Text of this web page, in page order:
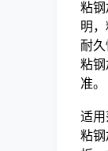
粘
明
耐
粘
准。
适用
粘钢